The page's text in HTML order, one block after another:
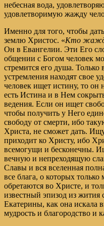
небесная вода,
удовлетворимую жажду
Именно для того, чтобы
землю Христос. «Кто
Он в Евангелии. Эти Его
общении с Богом человек
стремится его душа. Только
устремления находят свое
человек ищет истину, то он
есть Истина и в Нем
ведения. Если он ищет
чтобы получить у Него
свободу от смерти, ибо
Христа, не сможет дать.
приходит ко Христу, ибо
всемогущи и бесконечны.
вечную и непреходящую
Славы и вся вселенная
все блага, о которых
обретаются во Христе, и
известный эпизод из жития
Екатерины, как она искала
мудрость и благородство и